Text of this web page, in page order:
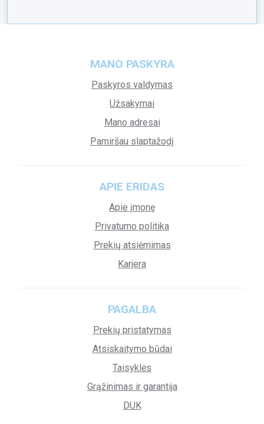
MANO PASKYRA
Paskyros valdymas
Užsakymai
Mano adresai
Pamiršau slaptažodį
APIE ERIDAS
Apie įmonę
Privatumo politika
Prekių atsiėmimas
Karjera
PAGALBA
Prekių pristatymas
Atsiskaitymo būdai
Taisyklės
Grąžinimas ir garantija
DUK